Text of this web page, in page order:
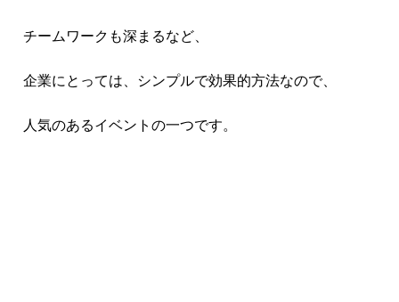
チームワークも深まるなど、
企業にとっては、シンプルで効果的方法なので、
人気のあるイベントの一つです。